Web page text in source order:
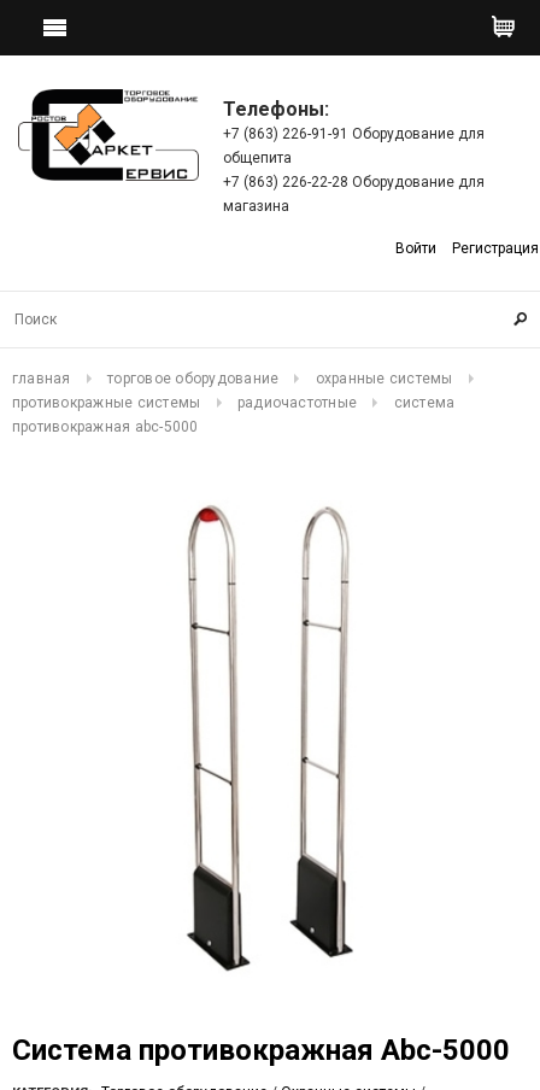
Телефоны:
+7 (863) 226-91-91 Оборудование для
общепита
+7 (863) 226-22-28 Оборудование для
магазина
Войти Регистрация
главная торговое оборудование
охранные системы
противокражные системы
радиочастотные
система
противокражная abc-5000
Система противокражная Abc-5000